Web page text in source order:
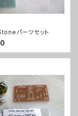
パーツセット